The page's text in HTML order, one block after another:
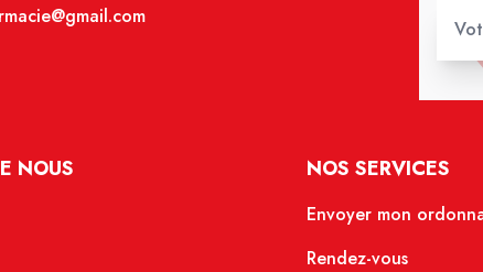
NOUS NOS SERVICES
Envoyer mon
Rendez-vous